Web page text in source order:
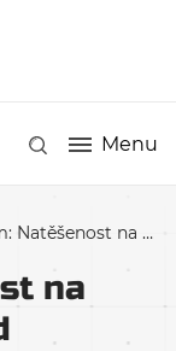
Menu
na první závodní víkend
na